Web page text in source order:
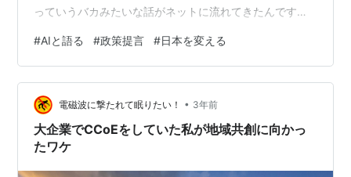
っていうバカみたいな話がネットに流れてきたんですけ
ア不足、「未経験者は門前払い」のままでは先がない |
日経クロステック（xTECH） ※一部引用： SESで人材を
受け入れる開発現場にも影響がある。経歴を偽った人員
がいれば現場は混乱し、業務の遂行が妨げられ、開発事
業全体に影響を及ぼすかもしれない。 コンプライアンス
が求められる社会情勢におい…
#AIと語る #政策提言 #日本を変える
電磁波に撃たれて眠りたい！ • 3年前
大企業でCCoEをしていた私が地域共創に向かっ
たワケ